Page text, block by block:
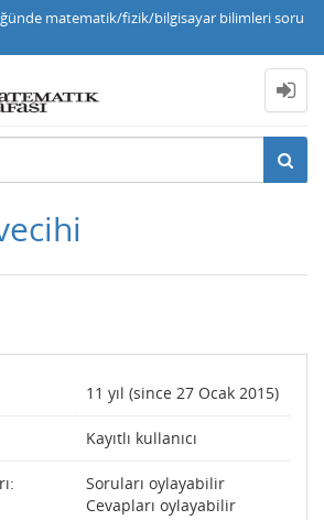
matematik/fizik/bilgisayar bilimleri soru
11 yıl (since 27 Ocak 2015)
Kayıtlı kullanıcı
Soruları oylayabilir
Cevapları oylayabilir